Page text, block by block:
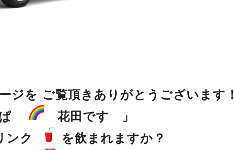
ジを ご覧頂きありがとうございます！
ぱ
花田です 」
ンク
を飲まれますか？